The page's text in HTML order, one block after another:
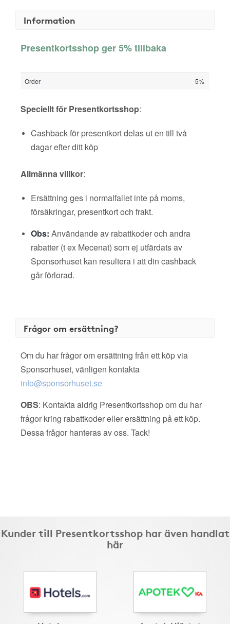
Information
Presentkortsshop ger 5% tillbaka
Order 5%
Speciellt för Presentkortsshop:
Cashback för presentkort delas ut en till två
dagar efter ditt köp
Allmänna villkor:
Ersättning ges i normalfallet inte på moms,
försäkringar, presentkort och frakt.
Obs: Användande av rabattkoder och andra
rabatter (t ex Mecenat) som ej utfärdats av
Sponsorhuset kan resultera i att din cashback
går förlorad.
Frågor om ersättning?
Om du har frågor om ersättning från ett köp via
Sponsorhuset, vänligen kontakta
info@sponsorhuset.se
OBS: Kontakta aldrig Presentkortsshop om du har
frågor kring rabattkoder eller ersättning på ett köp.
Dessa frågor hanteras av oss. Tack!
Kunder till Presentkortsshop har även handlat
här